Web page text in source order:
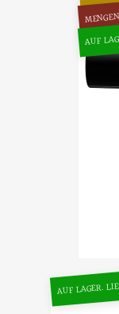
AUF
AUF LAGER.